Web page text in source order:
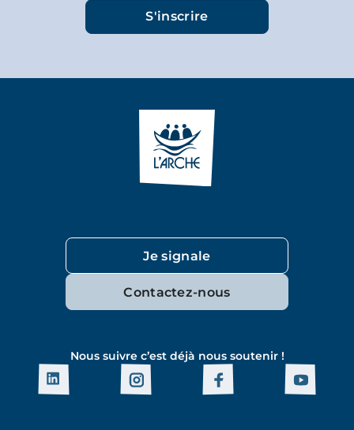
Je signale
Contactez-nous
Nous suivre c’est déjà nous soutenir !